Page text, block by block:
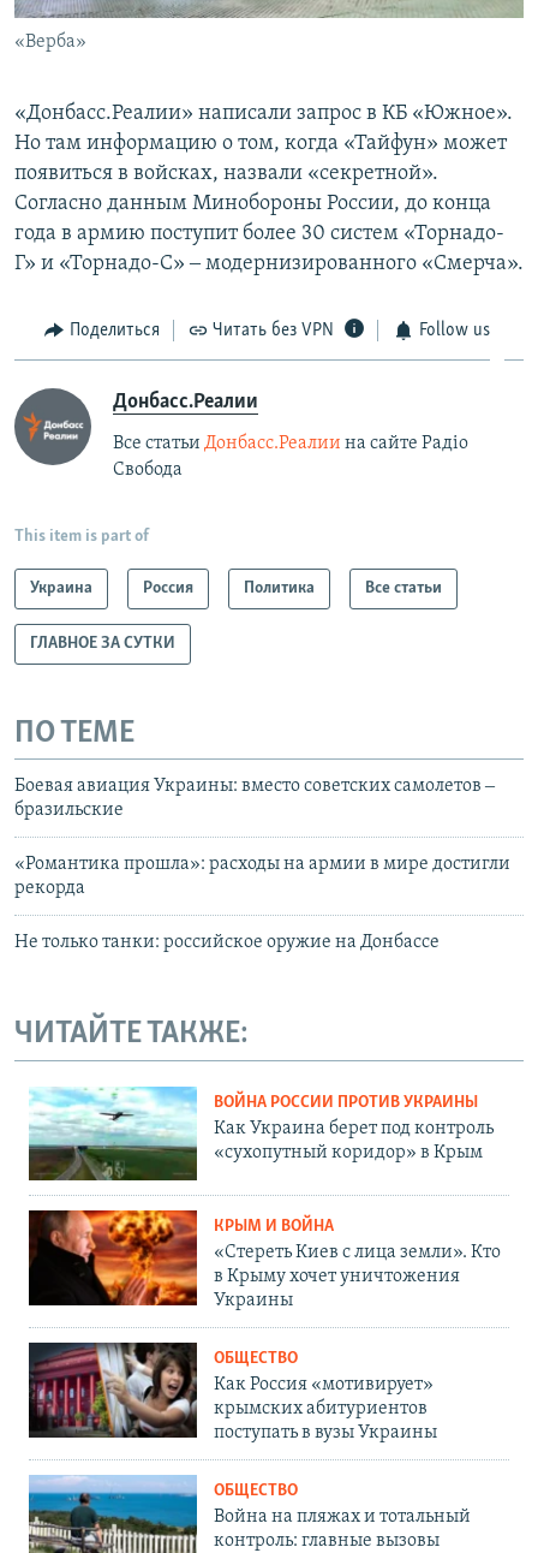
«Верба»
«Донбасс.Реалии» написали запрос в КБ «Южное».
Но там информацию о том, когда «Тайфун» может
появиться в войсках, назвали «секретной».
Согласно данным Минобороны России, до конца
года в армию поступит более 30 систем «Торнадо-
Г» и «Торнадо-С» ‒ модернизированного «Смерча».
Поделиться Читать без VPN Follow us
Донбасс.Реалии
Все статьи Донбасс.Реалии на сайте Радіо
Свобода
This item is part of
Украина Россия Политика Все статьи
ГЛАВНОЕ ЗА СУТКИ
ПО ТЕМЕ
Боевая авиация Украины: вместо советских самолетов ‒
бразильские
«Романтика прошла»: расходы на армии в мире достигли
рекорда
Не только танки: российское оружие на Донбассе
ЧИТАЙТЕ ТАКЖЕ:
ВОЙНА РОССИИ ПРОТИВ УКРАИНЫ
Как Украина берет под контроль
«сухопутный коридор» в Крым
КРЫМ И ВОЙНА
«Стереть Киев с лица земли». Кто
в Крыму хочет уничтожения
Украины
ОБЩЕСТВО
Как Россия «мотивирует»
крымских абитуриентов
поступать в вузы Украины
ОБЩЕСТВО
Война на пляжах и тотальный
контроль: главные вызовы